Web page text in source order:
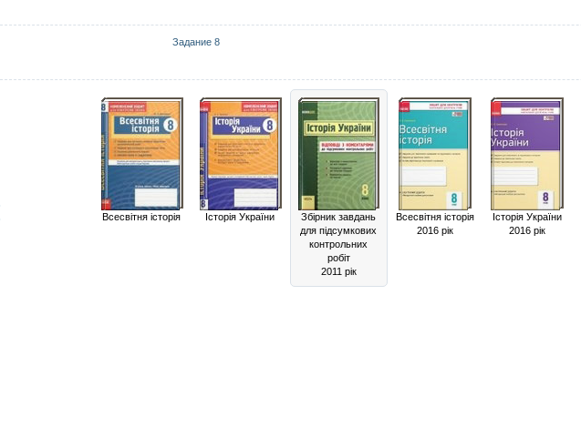
Задание 8
Всесвітня історія Історія України
Збірник завдань
для підсумкових
контрольних
робіт
2011 рік
Всесвітня історія
2016 рік
Історія України
2016 рік